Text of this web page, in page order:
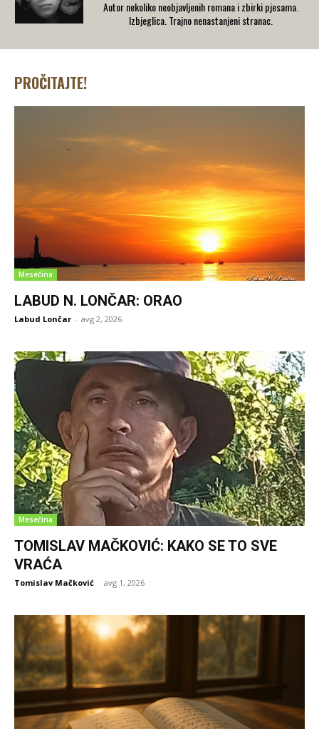
Autor nekoliko neobjavljenih romana i zbirki pjesama.
Izbjeglica. Trajno nenastanjeni stranac.
PROČITAJTE!
Mesečina
LABUD N. LONČAR: ORAO
Labud Lončar - avg 2, 2026
Mesečina
TOMISLAV MAČKOVIĆ: KAKO SE TO SVE
VRAĆA
Tomislav Mačković - avg 1, 2026